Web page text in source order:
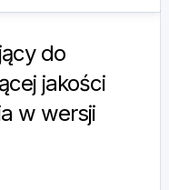
do
jakości
w wersji